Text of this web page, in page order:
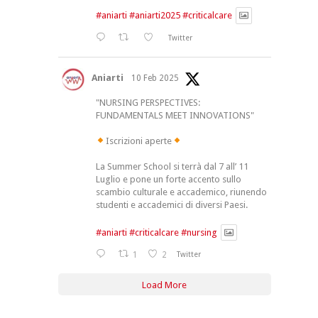
#aniarti #aniarti2025 #criticalcare
Twitter
Aniarti 10 Feb 2025
"NURSING PERSPECTIVES:
FUNDAMENTALS MEET INNOVATIONS"
Iscrizioni aperte
La Summer School si terrà dal 7 all’ 11
Luglio e pone un forte accento sullo
scambio culturale e accademico, riunendo
studenti e accademici di diversi Paesi.
#aniarti #criticalcare #nursing
1 2 Twitter
Load More